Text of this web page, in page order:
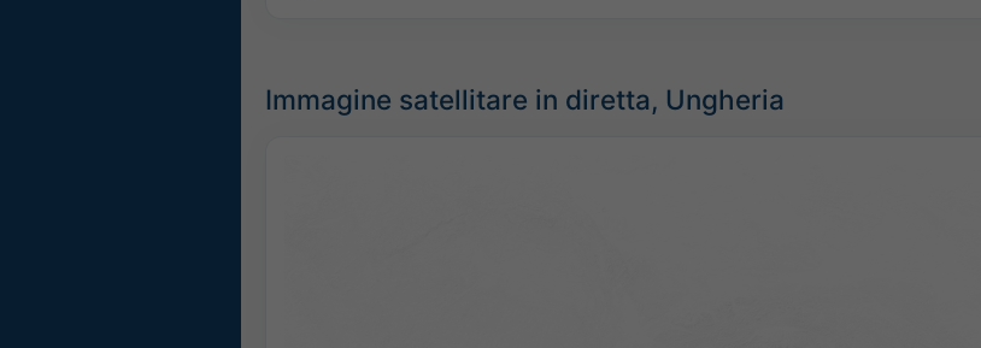
Immagine satellitare in diretta, Ungheria